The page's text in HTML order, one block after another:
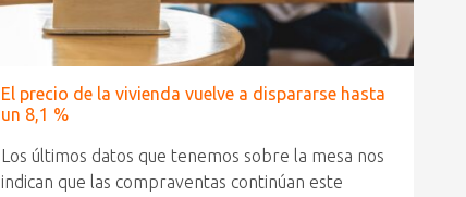
El precio de la vivienda vuelve a dispararse hasta
un 8,1 %
Los últimos datos que tenemos sobre la mesa nos
indican que las compraventas continúan este